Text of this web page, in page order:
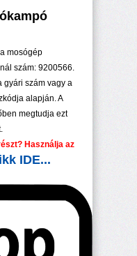
mosógép
szám: 9200566.
gyári szám vagy a
alapján. A
megtudja ezt
Használja az
IDE...